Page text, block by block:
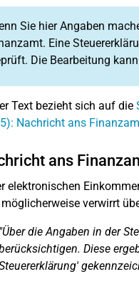
Sie hier Angaben
Eine
Die Bearbeitung
Text bezieht sich auf die
Nachricht ans
ans
elektronischen
verwirrt
"Über die Angaben in der
Diese